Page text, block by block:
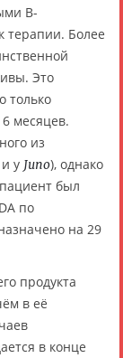
В-
терапии. Более
Это
только
месяцев.
из
у Juno), однако
был
по
на 29
продукта
в её
в конце